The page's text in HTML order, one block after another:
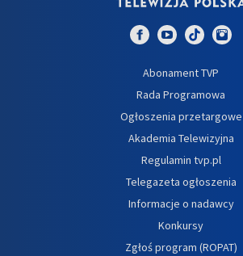
Abonament TVP
Rada Programowa
Ogłoszenia przetargowe
Akademia Telewizyjna
Regulamin tvp.pl
Telegazeta ogłoszenia
Informacje o nadawcy
Konkursy
Zgłoś program (ROPAT)